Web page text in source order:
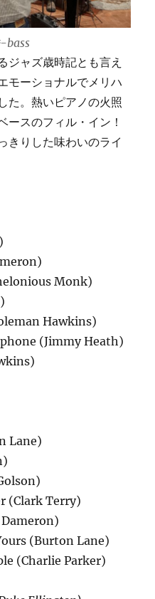
bass
ャズ歳時記とも言え
モーショナルでメリハ
た。熱いピアノの火照
ースのフィル・イン！
きりした味わいのライ
Monk)
Hawkins)
(Jimmy Heath)
Lane)
(Clark Terry)
(Burton Lane)
(Charlie Parker)